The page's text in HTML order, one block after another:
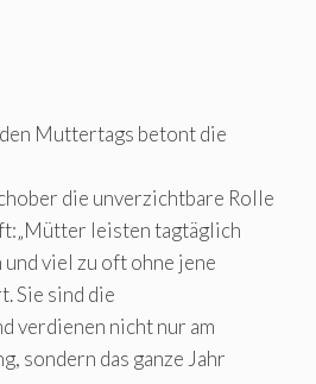
Muttertags betont die
die unverzichtbare Rolle
leisten tagtäglich
viel zu oft ohne jene
Sie sind die
verdienen nicht nur am
sondern das ganze Jahr